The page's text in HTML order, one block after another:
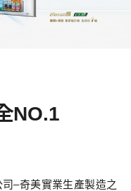
NO.1
–奇美實業生產製造之